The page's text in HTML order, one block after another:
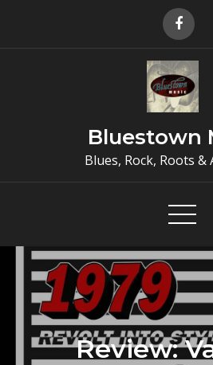
Bluestown
Blues, Rock, Roots &
Review: